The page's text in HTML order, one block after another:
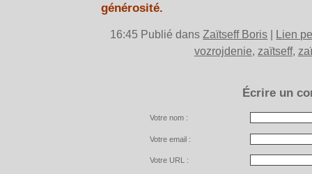
générosité.
16:45 Publié dansZaïtseff Boris
Lien
vozrojdenie, zaïtseff,
Écrire un
Votre nom :
Votre email :
Votre URL :